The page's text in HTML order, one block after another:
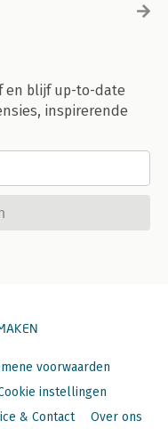
en blijf up-to-date
inspirerende
voorwaarden
instellingen
& Contact Over ons